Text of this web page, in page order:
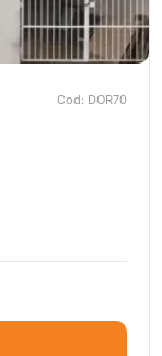
Cod: DOR70